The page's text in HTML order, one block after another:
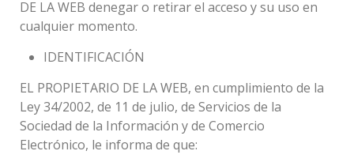
DE LA WEB denegar o retirar el acceso y su uso en
cualquier momento.
IDENTIFICACIÓN
EL PROPIETARIO DE LA WEB, en cumplimiento de la
Ley 34/2002, de 11 de julio, de Servicios de la
Sociedad de la Información y de Comercio
Electrónico, le informa de que: